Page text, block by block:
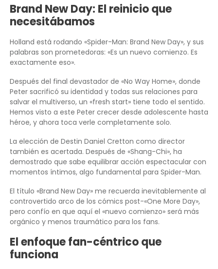
Brand New Day: El reinicio que
necesitábamos
Holland está rodando «Spider-Man: Brand New Day», y sus
palabras son prometedoras: «Es un nuevo comienzo. Es
exactamente eso».
Después del final devastador de «No Way Home», donde
Peter sacrificó su identidad y todas sus relaciones para
salvar el multiverso, un «fresh start» tiene todo el sentido.
Hemos visto a este Peter crecer desde adolescente hasta
héroe, y ahora toca verle completamente solo.
La elección de Destin Daniel Cretton como director
también es acertada. Después de «Shang-Chi», ha
demostrado que sabe equilibrar acción espectacular con
momentos íntimos, algo fundamental para Spider-Man.
El título «Brand New Day» me recuerda inevitablemente al
controvertido arco de los cómics post-«One More Day»,
pero confío en que aquí el «nuevo comienzo» será más
orgánico y menos traumático para los fans.
El enfoque fan-céntrico que
funciona